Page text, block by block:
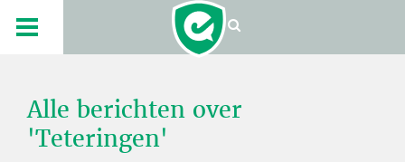
Alle berichten over
'Teteringen'